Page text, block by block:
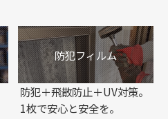
防犯フィルム
防犯＋飛散防止＋UV対策。
1枚で安心と安全を。